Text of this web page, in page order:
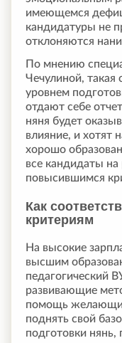
имеющемся
кандидатуры не
отклоняются
По мнению
Чечулиной, такая
уровнем
отдают себе
няня будет
влияние, и хотят
хорошо
все кандидаты на
повысившимся
Как
критериям
На высокие
высшим
педагогический
развивающие
помощь
поднять свой
подготовки